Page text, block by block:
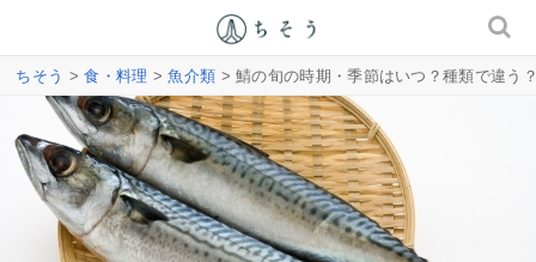
ちそう >食・料理 >魚介類 > 鯖の旬の時期・季節はいつ？種類で違う